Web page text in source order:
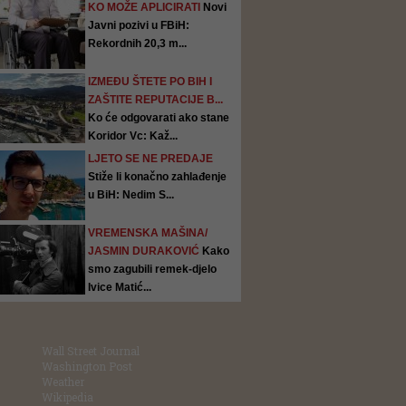
KO MOŽE APLICIRATI Novi
Javni pozivi u FBiH:
Rekordnih 20,3 m...
IZMEĐU ŠTETE PO BIH I
ZAŠTITE REPUTACIJE B...
Ko će odgovarati ako stane
Koridor Vc: Kaž...
LJETO SE NE PREDAJE
Stiže li konačno zahlađenje
u BiH: Nedim S...
VREMENSKA MAŠINA/
JASMIN DURAKOVIĆ Kako
smo zagubili remek-djelo
Ivice Matić...
Wall Street Journal
Washington Post
Weather
Wikipedia